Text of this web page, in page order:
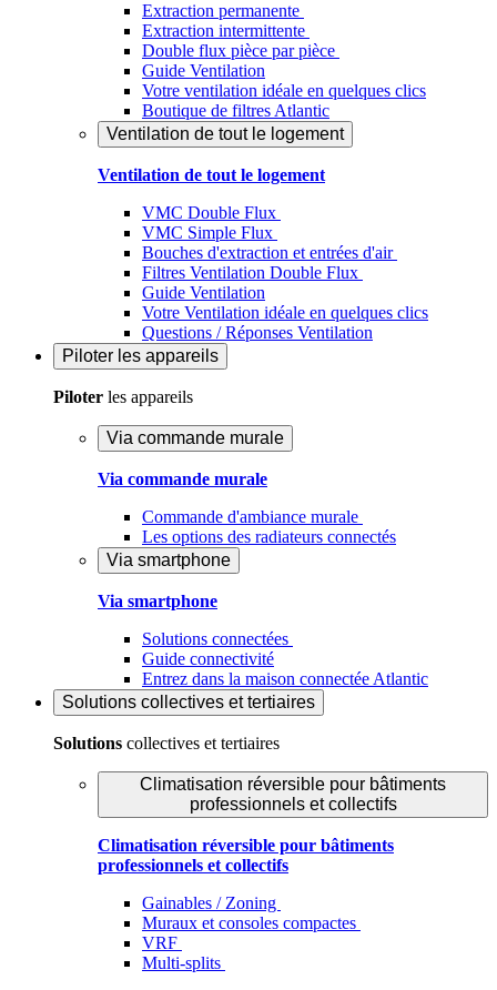
Extraction permanente
Extraction intermittente
Double flux pièce par pièce
Guide Ventilation
Votre ventilation idéale en quelques clics
Boutique de filtres Atlantic
Ventilation de tout le logement
Ventilation de tout le logement
VMC Double Flux
VMC Simple Flux
Bouches d'extraction et entrées d'air
Filtres Ventilation Double Flux
Guide Ventilation
Votre Ventilation idéale en quelques clics
Questions / Réponses Ventilation
Piloter les appareils
Piloter les appareils
Via commande murale
Via commande murale
Commande d'ambiance murale
Les options des radiateurs connectés
Via smartphone
Via smartphone
Solutions connectées
Guide connectivité
Entrez dans la maison connectée Atlantic
Solutions collectives et tertiaires
Solutions collectives et tertiaires
Climatisation réversible pour bâtiments
professionnels et collectifs
Climatisation réversible pour bâtiments
professionnels et collectifs
Gainables / Zoning
Muraux et consoles compactes
VRF
Multi-splits